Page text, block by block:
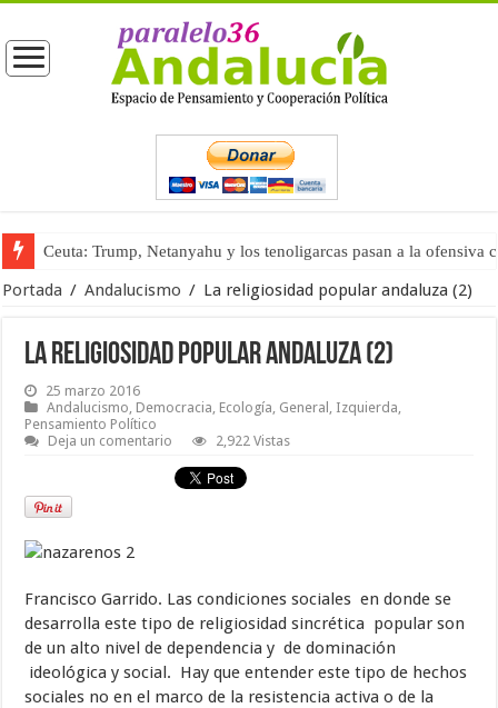
Ceuta: Trump, Netanyahu y los tenoligarcas pasan a la ofensiva
La masificación turística (tercera parte)
Portada / Andalucismo / La religiosidad popular andaluza (2)
La religiosidad popular andaluza (2)
25 marzo 2016
Andalucismo, Democracia, Ecología, General , Izquierda,
Pensamiento Político
Deja un comentario
2,922 Vistas
Francisco Garrido. Las condiciones sociales en donde se
desarrolla este tipo de religiosidad sincrética popular son
de un alto nivel de dependencia y de dominación
ideológica y social. Hay que entender este tipo de hechos
sociales no en el marco de la resistencia activa o de la